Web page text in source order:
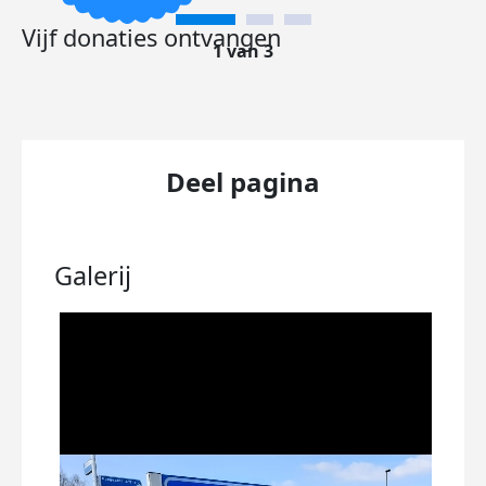
Vijf donaties ontvangen
1 van 3
Deel pagina
Galerij